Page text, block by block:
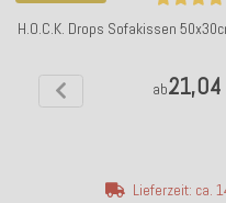
H.O.C.K. Drops Sofakissen
ab
Lieferzeit: ca.